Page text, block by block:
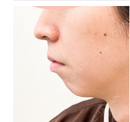
オプション：表面麻酔 3,300円(税
施術名：ボトックス注射(小顔)
施術内容：ボツリヌス菌から抽出
した筋肉の動きを抑制します。こ
細くする効果やフェイスラインの
医師とのカウンセリングで注入量
射のみの処置のためダウンタイム
施術時間：約10分〜20分程
リスク、副作用：腫れ、赤み、内
とがございます。また、稀にアレ